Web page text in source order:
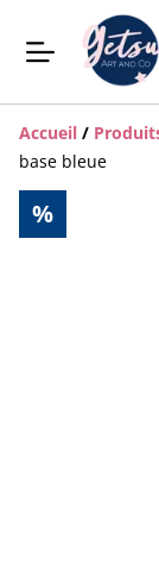
Accueil /
base bleue
%